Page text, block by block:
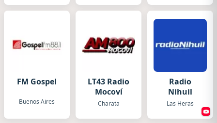
FM Gospel
Buenos Aires
LT43 Radio
Mocoví
Charata
Radio
Nihuil
Las Heras